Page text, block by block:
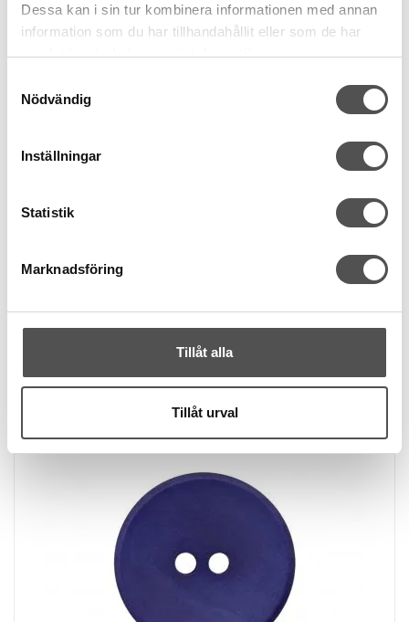
Dessa kan i sin tur kombinera informationen med annan
information som du har tillhandahållit eller som de har
samlat in när du har använt deras tjänster.
Nödvändig
Inställningar
Statistik
Marknadsföring
Tillåt alla
Tillåt urval
Union Knopf
4 hål
16 kr
KÖP